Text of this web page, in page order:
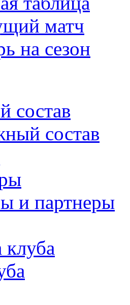
матч
на сезон
состав
состав
и партнеры